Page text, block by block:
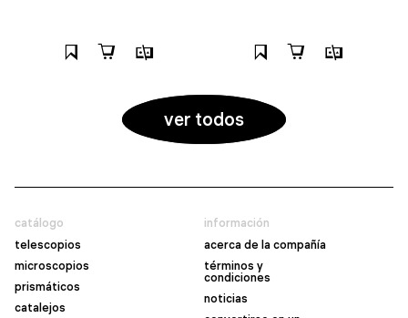
ver todos
catálogo
telescopios
microscopios
prismáticos
catalejos
información
acerca de la compañía
términos y
condiciones
noticias